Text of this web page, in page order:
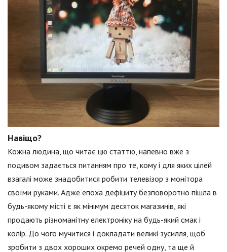
Навіщо?
Кожна людина, що читає цю статтю, напевно вже з
подивом задається питанням про те, кому і для яких цілей
взагалі може знадобитися робити телевізор з монітора
своїми руками. Адже епоха дефіциту безповоротно пішла в
будь-якому місті є як мінімум десяток магазинів, які
продають різноманітну електроніку на будь-який смак і
колір. До чого мучитися і докладати великі зусилля, щоб
зробити з двох хороших окремо речей одну, та ще й